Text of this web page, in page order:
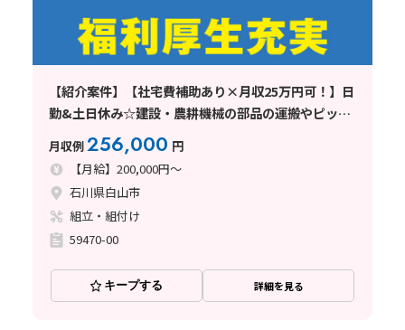
【紹介案件】【社宅費補助あり×月収25万円可！】日
勤&土日休み☆建設・農耕機械の部品の運搬やピッキ
月収例256,000 円
【月給】200,000円～
石川県白山市
組立・組付け
59470-00
キープする 詳細を見る